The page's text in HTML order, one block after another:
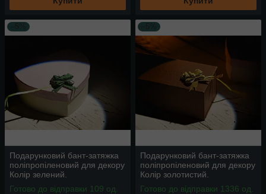
Подарунковий бант-затяжка
поліпропіленовий для декору
Колір зелений.
Готово до відправки 109 од.
Подарунковий бант-затяжка
поліпропіленовий для декору
Колір золотистий.
Готово до відправки 1336 од.